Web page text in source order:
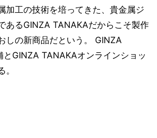
加工の技術を培ってきた、貴金属ジ
あるGINZA TANAKAだからこそ製作
しの新商品だという。 GINZA
GINZA TANAKAオンラインショッ